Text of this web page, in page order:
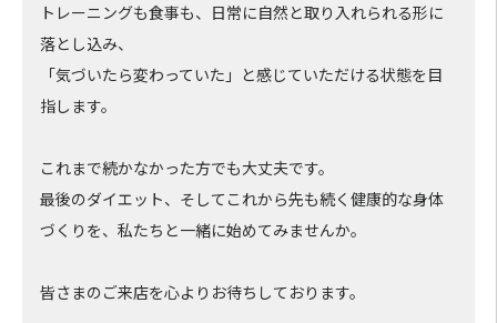
トレーニングも食事も、日常に自然と取り入れられる形に
落とし込み、
「気づいたら変わっていた」と感じていただける状態を目
指します。
これまで続かなかった方でも大丈夫です。
最後のダイエット、そしてこれから先も続く健康的な身体
づくりを、私たちと一緒に始めてみませんか。
皆さまのご来店を心よりお待ちしております。